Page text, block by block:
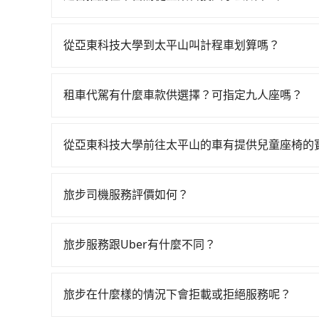
鐘出站、等待車站前排班的計程車，搭上小黃後
至少額外負擔0元車資，而且更會額外浪費46分
天就要來回，那在新北路邊可隨租隨借的iRent應
估進去，但額外的汽車保險與可能的罰單都需自
理，每一次租車都好像在開樂透一樣。另外，偶
遇到下雨天或者載行李時，就顯得非常不便。
從亞東科技大學到太平山叫計程車划算嗎？
到車，也可考慮打電話至亞東科技大學附近的計
倍。雖然亞東科技大學到太平山的跳表小黃可能
租車代駕有什麼車款供選擇？可指定九人座嗎？
VW為主，其中也有少量進口車像凌志Lexus、特
從亞東科技大學前往太平山的車有提供兒童座椅的
全帶，則需使用嬰兒/兒童座椅或輔以增高墊。如
旅步司機服務評價如何？
程更加順暢和舒適。」
旅步服務跟Uber有什麼不同？
區。 (4) 有較為嚴謹的乘車時間與取消政策。
旅步在什麼樣的情況下會拒載或拒絕服務呢？